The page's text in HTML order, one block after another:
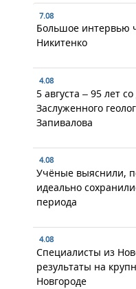
7.08
Большое интервью
Никитенко
4.08
5 августа – 95 лет
Заслуженного
Запивалова
4.08
Учёные выяснили,
идеально
периода
4.08
Специалисты из
результаты на
Новгороде